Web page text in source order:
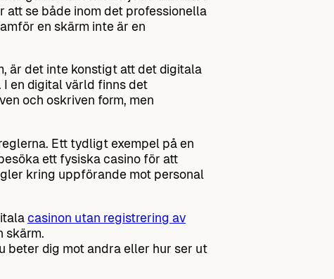
att se både inom det professionella
en skärm inte är en
är det inte konstigt att det digitala
en digital värld finns det
och oskriven form, men
Ett tydligt exempel på en
ett fysiska casino för att
kring uppförande mot personal
casinon utan registrering av
skärm.
beter dig mot andra eller hur ser ut